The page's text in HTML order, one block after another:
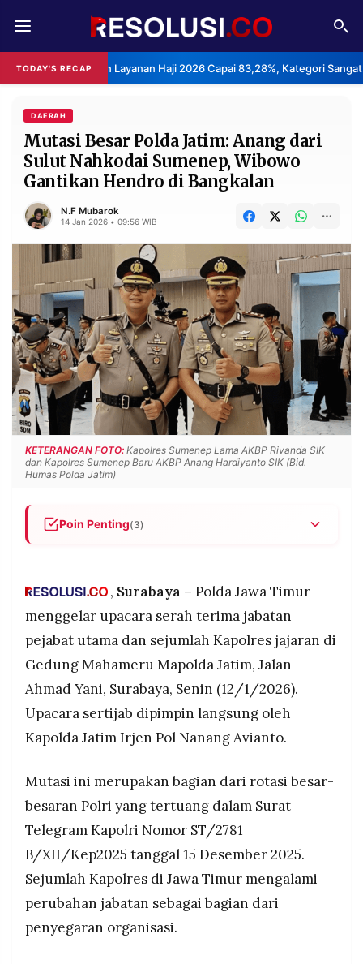
TODAY'S RECAP
Layanan Haji 2026 Capai 83,28%, Kategori Sangat Memuaskan. •
REDAKSI TENTANG
RESOLUSI IKLAN
RUBRIKASI
EDITORIAL AKSARA
FINANSIA PERSONA
DAERAH NASIONAL
MANCA SPORT
INFORMASI
PRIVACY
POLICY
BERITA
WARGA
INFORMASI
IKLAN
KIRIM
TULISAN
PENGADUAN TERM
OF
IKUTI
PT.
RESOLUSI
MEDIA
PRAMUDITA
©
Resolusi.co
PT.
RESOLUSI
MEDIA
PRAMUDITA
DAERAH
Mutasi Besar Polda Jatim: Anang dari
Sulut Nahkodai Sumenep, Wibowo
Gantikan Hendro di Bangkalan
N.F Mubarok
14 Jan 2026 • 09:56 WIB
KETERANGAN FOTO: Kapolres Sumenep Lama AKBP Rivanda SIK
dan Kapolres Sumenep Baru AKBP Anang Hardiyanto SIK (Bid.
Humas Polda Jatim)
Poin Penting(3)
gantikan AKBP Rivanda yang promosi jadi
Jatim Senin (12/1/2026)
AKBP Wibowo lulusan Akpol 2005 dari Kabagops
Polrestabes Surabaya resmi jabat Kapolres
Bangkalan Selasa (13/1/2026), gantikan AKBP
Hendro Sukmono yang promosi jadi Wakapolres
Metro Jaksel
Rotasi jabatan bagian dari penyegaran organisasi
ST/2781 B/XII/Kep2025, Wibowo komitmen
lanjutkan program sebelumnya dan selaraskan
dengan dinamika sosial budaya masyarakat
Bangkalan
, Surabaya – Polda Jawa Timur
menggelar upacara serah terima jabatan
pejabat utama dan sejumlah Kapolres jajaran di
Gedung Mahameru Mapolda Jatim, Jalan
Ahmad Yani, Surabaya, Senin (12/1/2026).
Upacara sertijab dipimpin langsung oleh
Kapolda Jatim Irjen Pol Nanang Avianto.
Mutasi ini merupakan bagian dari rotasi besar-
besaran Polri yang tertuang dalam Surat
Telegram Kapolri Nomor ST/2781
B/XII/Kep2025 tanggal 15 Desember 2025.
Sejumlah Kapolres di Jawa Timur mengalami
perubahan jabatan sebagai bagian dari
penyegaran organisasi.